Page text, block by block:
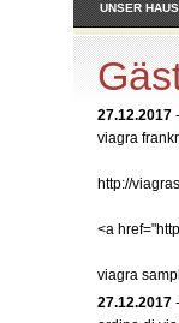
UNSER HAUS
27.12.2017 -
viagra
http://
<a
viagra
27.12.2017 -